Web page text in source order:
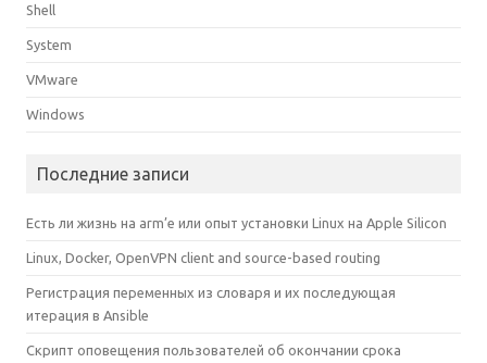
Shell
System
VMware
Windows
Последние записи
Есть ли жизнь на arm’е или опыт установки Linux на Apple Silicon
Linux, Docker, OpenVPN client and source-based routing
Регистрация переменных из словаря и их последующая
итерация в Ansible
Скрипт оповещения пользователей об окончании срока